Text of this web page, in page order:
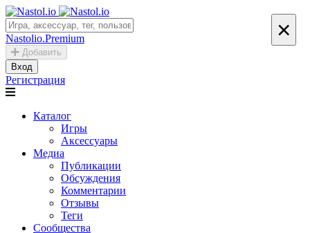
Nastolio.Premium
Добавить
Вход
Регистрация
Каталог
Игры
Аксессуары
Медиа
Публикации
Обсуждения
Комментарии
Отзывы
Теги
Сообщества
×